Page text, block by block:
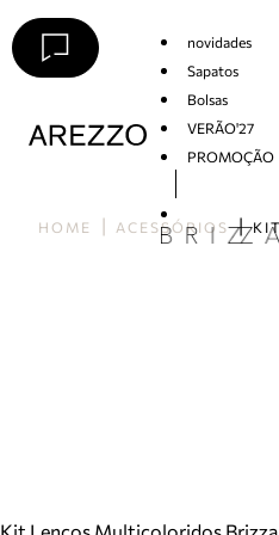
novidades
Sapatos
Bolsas
VERÃO'27
PROMOÇÃO
HOME ACESSÓRIOS